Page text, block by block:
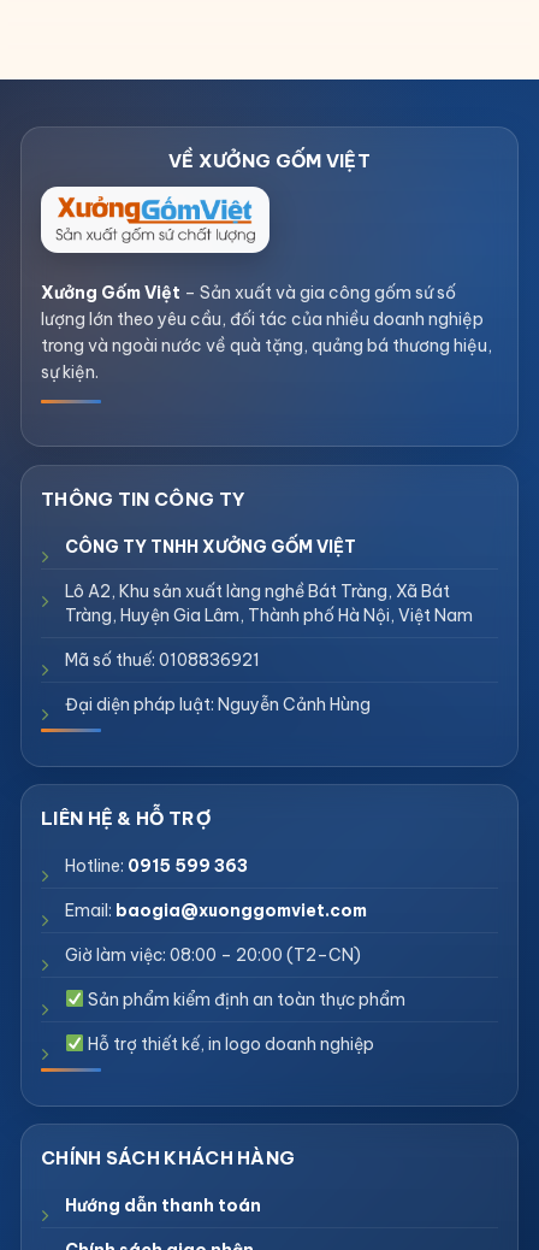
Xưởng Gốm Việt – Sản xuất và gia công gốm sứ số
lượng lớn theo yêu cầu, đối tác của nhiều doanh nghiệp
trong và ngoài nước về quà tặng, quảng bá thương hiệu,
sự kiện.
CÔNG TY TNHH XƯỞNG GỐM VIỆT
Lô A2, Khu sản xuất làng nghề Bát Tràng, Xã Bát
Tràng, Huyện Gia Lâm, Thành phố Hà Nội, Việt Nam
Mã số thuế: 0108836921
Đại diện pháp luật: Nguyễn Cảnh Hùng
Hotline: 0915 599 363
Email: baogia@xuonggomviet.com
Giờ làm việc: 08:00 – 20:00 (T2–CN)
Sản phẩm kiểm định an toàn thực phẩm
Hỗ trợ thiết kế, in logo doanh nghiệp
Hướng dẫn thanh toán